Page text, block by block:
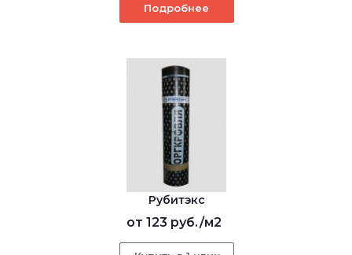
Подробнее
Рубитэкс
от 123 руб./м2